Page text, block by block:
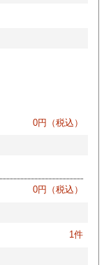
0円（税込）
0円（税込）
1件